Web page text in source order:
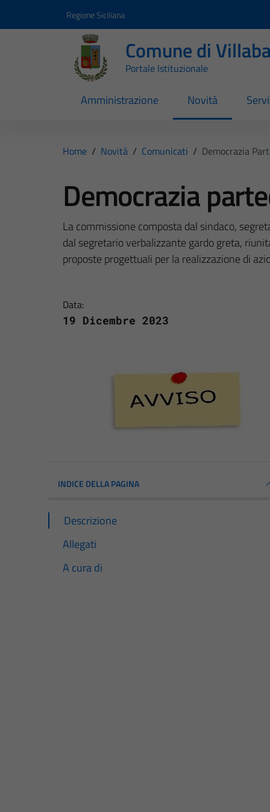
Regione Siciliana
Comune di
Portale Istituzionale
Amministrazione Novità
Home / Novità / Comunicati / Democrazia
Democrazia
La commissione composta dal sindaco,
dal segretario verbalizzante gardo greta,
proposte progettuali per la realizzazione di
Data:
19 Dicembre 2023
INDICE DELLA PAGINA
Descrizione
Allegati
A cura di